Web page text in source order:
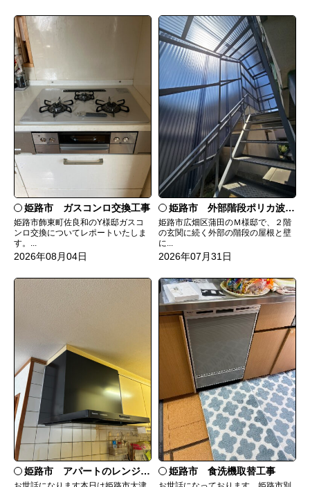
姫路市 ガスコンロ交換工事
姫路市飾東町佐良和のY様邸ガスコ
ンロ交換についてレポートいたしま
す。...
2026年08月04日
姫路市 外部階段ポリカ波板張替工事
姫路市広畑区蒲田のＭ様邸で、２階
の玄関に続く外部の階段の屋根と壁
に...
2026年07月31日
姫路市 アパートのレンジフード交換 姫路市 食洗機取替工事